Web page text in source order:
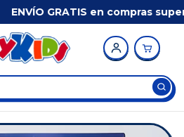
ENVÍO GRATIS en compras